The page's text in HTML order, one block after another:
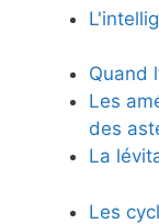
Quand
Les
des
La
Les